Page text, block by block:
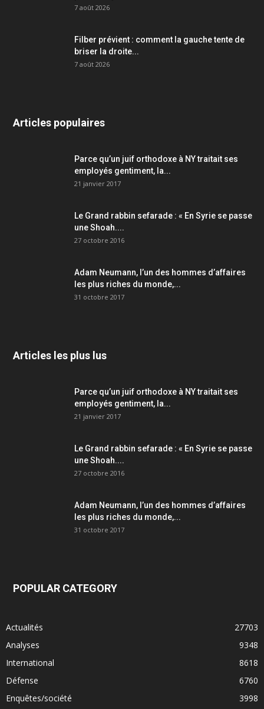
7 août 2026
Filber prévient : comment la gauche tente de
briser la droite...
7 août 2026
Articles populaires
Parce qu’un juif orthodoxe à NY traitait ses
employés gentiment, la...
21 janvier 2017
Le Grand rabbin sefarade : « En Syrie se passe
une Shoah....
27 octobre 2016
Adam Neumann, l’un des hommes d’affaires
les plus riches du monde,...
31 octobre 2017
Articles les plus lus
Parce qu’un juif orthodoxe à NY traitait ses
employés gentiment, la...
21 janvier 2017
Le Grand rabbin sefarade : « En Syrie se passe
une Shoah....
27 octobre 2016
Adam Neumann, l’un des hommes d’affaires
les plus riches du monde,...
31 octobre 2017
POPULAR CATEGORY
Actualités
27703
Analyses
9348
International
8618
Défense
6760
Enquêtes/société
3998